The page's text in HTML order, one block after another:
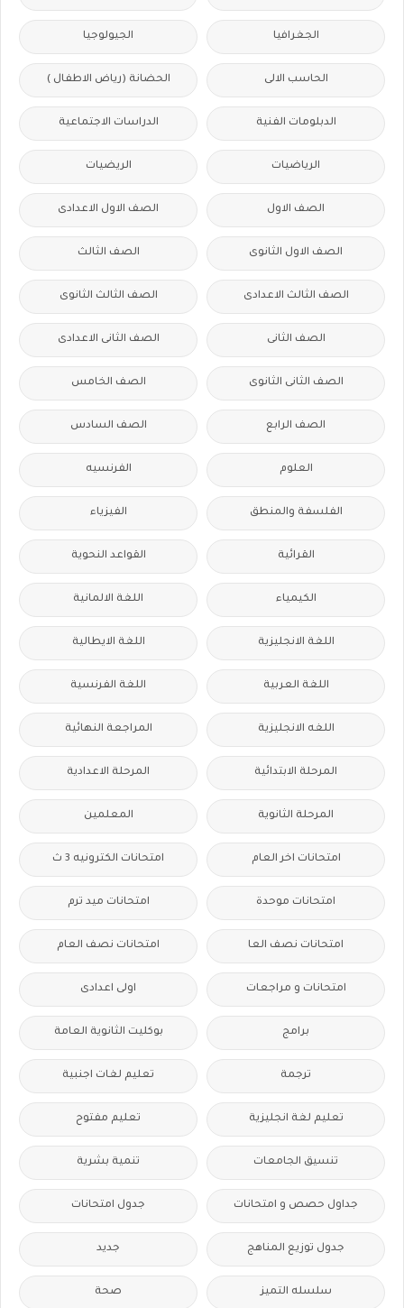
الجغرافيا الجيولوجيا
الحاسب الالى الحضانة (رياض الاطفال )
الدبلومات الفنية الدراسات الاجتماعية
الرياضيات الريضيات
الصف الاول الصف الاول الاعدادى
الصف الاول الثانوى الصف الثالث
الصف الثالث الاعدادى الصف الثالث الثانوى
الصف الثانى الصف الثانى الاعدادى
الصف الثانى الثانوى الصف الخامس
الصف الرابع الصف السادس
العلوم الفرنسيه
الفلسفة والمنطق الفيزياء
القرائية القواعد النحوية
الكيمياء اللغة الالمانية
اللغة الانجليزية اللغة الايطالية
اللغة العربية اللغة الفرنسية
اللغه الانجليزية المراجعة النهائية
المرحلة الابتدائية المرحلة الاعدادية
المرحلة الثانوية المعلمين
امتحانات اخر العام امتحانات الكترونيه 3 ث
امتحانات موحدة امتحانات ميد ترم
امتحانات نصف العا امتحانات نصف العام
امتحانات و مراجعات اولى اعدادى
برامج بوكليت الثانوية العامة
ترجمة تعليم لغات اجنبية
تعليم لغة انجليزية تعليم مفتوح
تنسيق الجامعات تنمية بشرية
جداول حصص و امتحانات جدول امتحانات
جدول توزيع المناهج جديد
سلسله التميز صحة